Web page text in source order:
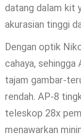
datang dalam kit
akurasian tinggi
Dengan optik
cahaya,
tajam gambar-
rendah. AP-8
teleskop 28x
menawarkan